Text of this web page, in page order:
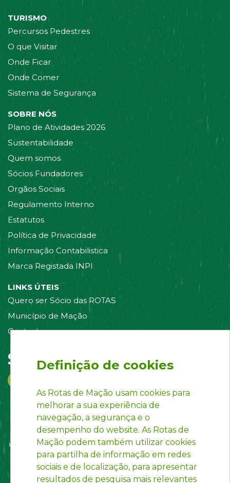
TURISMO
Percursos Pedestres
O que Visitar
Onde Ficar
Onde Comer
Sistema de Segurança
SOBRE NÓS
Plano de Atividades 2026
Sustentabilidade
Quem somos
Sócios Fundadores
Orgãos Sociais
Regulamento Interno
Estatutos
Política de Privacidade
Informação Contabilistica
Marca Registada INPI
LINKS ÚTEIS
Quero ser Sócio das ROTAS
Município de Mação
Contacte-nos
Siga-nos em:
Definição de cookies
As Rotas de Mação usam cookies para
melhorar a sua experiência de
navegação, a segurança e o
desempenho do website. As Rotas de
Mação podem também utilizar cookies
para partilha de informação em redes
sociais e de localização, para apresentar
resultados de pesquisa mais relevantes